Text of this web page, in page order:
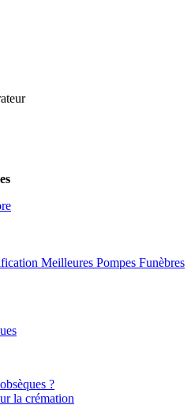
Meilleures Pompes Funèbres
?
la crémation